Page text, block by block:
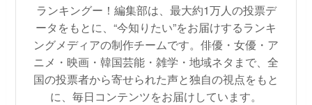
ランキングー！編集部は、最大約1万人の投票デ
ータをもとに、“今知りたい”をお届けするランキ
ングメディアの制作チームです。俳優・女優・ア
ニメ・映画・韓国芸能・雑学・地域ネタまで、全
国の投票者から寄せられた声と独自の視点をもと
に、毎日コンテンツをお届けしています。